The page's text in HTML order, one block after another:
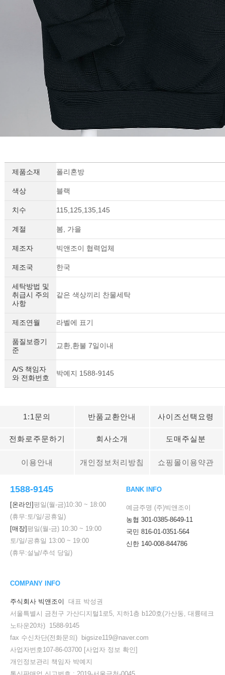
제품소재 폴리혼방
색상 블랙
치수 115,125,135,145
계절 봄, 가을
제조자 빅앤조이 협력업체
제조국 한국
세탁방법 및
취급시 주의
사항
같은 색상끼리 찬물세탁
제조연월 라벨에 표기
품질보증기
준
교환,환불 7일이내
A/S 책임자
와 전화번호
박예지 1588-9145
1:1문의 반품교환안내 사이즈선택요령
전화로주문하기 회사소개 도매주실분
이용안내 개인정보처리방침 쇼핑몰이용약관
1588-9145
[온라인]평일(월-금)10:30 ~ 18:00
(휴무:토/일/공휴일)
[매장]평일(월-금) 10:30 ~ 19:00
토/일/공휴일 13:00 ~ 19:00
(휴무:설날/추석 당일)
BANK INFO
예금주명 (주)빅앤조이
농협 301-0385-8649-11
국민 816-01-0351-564
신한 140-008-844786
COMPANY INFO
주식회사 빅앤조이
대표 박성권
서울특별시 금천구 가산디지털1로5, 지하1층 b120호(가산동, 대륭테크
노타운20차) 1588-9145
fax 수신차단(전화문의) bigsize119@naver.com
사업자번호107-86-03700 [사업자 정보 확인]
개인정보관리 책임자 박예지